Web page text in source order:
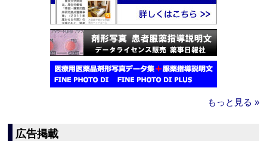
もっと見る »
広告掲載